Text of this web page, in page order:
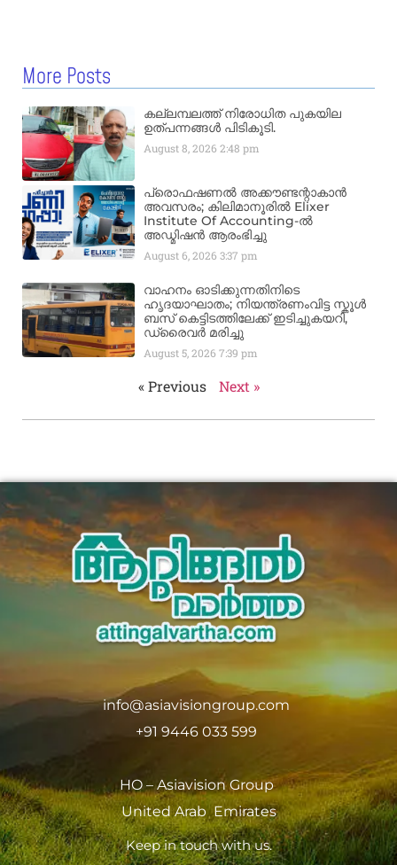
More Posts
കല്ലമ്പലത്ത് നിരോധിത പുകയില
ഉത്പന്നങ്ങൾ പിടികൂടി.
August 8, 20262:48 pm
പ്രൊഫഷണൽ അക്കൗണ്ടന്റാകാൻ
അവസരം; കിലിമാനൂരിൽ Elixer
Institute Of Accounting-ൽ
അഡ്മിഷൻ ആരംഭിച്ചു
August 6, 20263:37 pm
വാഹനം ഓടിക്കുന്നതിനിടെ
ഹൃദയാഘാതം; നിയന്ത്രണംവിട്ട സ്കൂൾ
ബസ് കെട്ടിടത്തിലേക്ക് ഇടിച്ചുകയറി,
ഡ്രൈവർ മരിച്ചു
August 5, 20267:39 pm
« Previous Next »
info@asiavisiongroup.com
+91 9446 033 599
HO – Asiavision Group
United Arab Emirates
Keep in touch with us.